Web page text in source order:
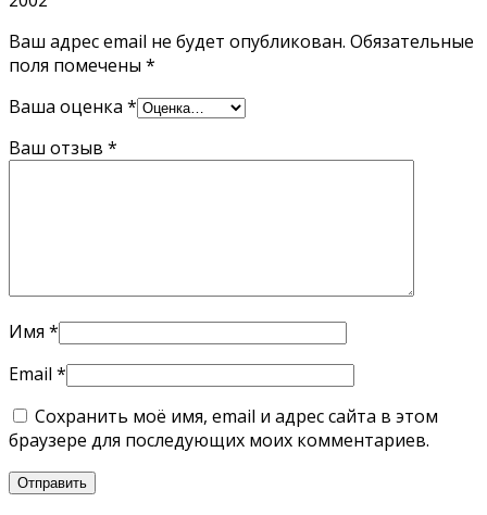
Ваш адрес email не будет опубликован. Обязательные
поля помечены *
Ваша оценка *
Ваш отзыв *
Имя *
Email *
Сохранить моё имя, email и адрес сайта в этом
браузере для последующих моих комментариев.